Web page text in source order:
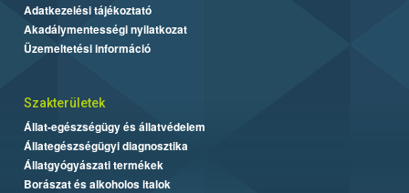
Adatkezelési tájékoztató
Akadálymentességi nyilatkozat
Üzemeltetési információ
Szakterületek
Állat-egészségügy és állatvédelem
Állategészségügyi diagnosztika
Állatgyógyászati termékek
Borászat és alkoholos italok